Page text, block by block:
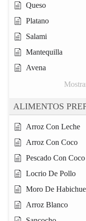
Queso
Platano
Salami
Mantequilla
Avena
ALIMENTOS
Arroz Con Leche
Arroz Con Coco
Pescado Con Coco
Locrio De Pollo
Moro De
Arroz Blanco